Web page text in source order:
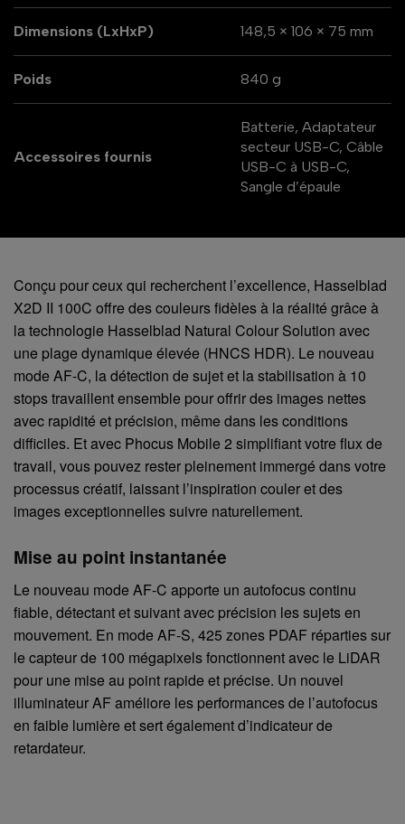
Dimensions (LxHxP) 148,5 × 106 × 75 mm
Poids 840 g
Accessoires fournis
Batterie, Adaptateur
secteur USB-C, Câble
USB-C à USB-C,
Sangle d’épaule
Conçu pour ceux qui recherchent l’excellence, Hasselblad
X2D II 100C offre des couleurs fidèles à la réalité grâce à
la technologie Hasselblad Natural Colour Solution avec
une plage dynamique élevée (HNCS HDR). Le nouveau
mode AF-C, la détection de sujet et la stabilisation à 10
stops travaillent ensemble pour offrir des images nettes
avec rapidité et précision, même dans les conditions
difficiles. Et avec Phocus Mobile 2 simplifiant votre flux de
travail, vous pouvez rester pleinement immergé dans votre
processus créatif, laissant l’inspiration couler et des
images exceptionnelles suivre naturellement.
Mise au point instantanée
Le nouveau mode AF-C apporte un autofocus continu
fiable, détectant et suivant avec précision les sujets en
mouvement. En mode AF-S, 425 zones PDAF réparties sur
le capteur de 100 mégapixels fonctionnent avec le LiDAR
pour une mise au point rapide et précise. Un nouvel
illuminateur AF améliore les performances de l’autofocus
en faible lumière et sert également d’indicateur de
retardateur.